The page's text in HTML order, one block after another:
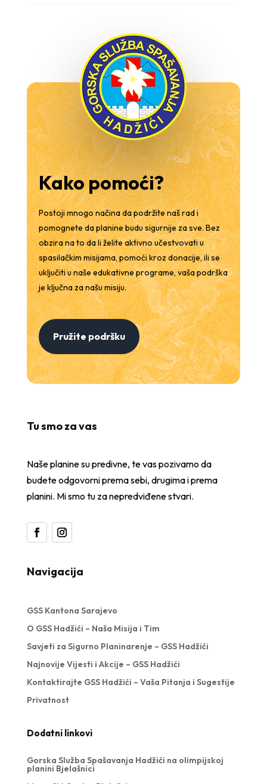
Kako pomoći?
Postoji mnogo načina da podržite naš rad i
pomognete da planine budu sigurnije za sve. Bez
obzira na to da li želite aktivno učestvovati u
spasilačkim misijama, pomoći kroz donacije, ili se
uključiti u naše edukativne programe, vaša podrška
je ključna za našu misiju.
Pružite podršku
Tu smo za vas
Naše planine su predivne, te vas pozivamo da
budete odgovorni prema sebi, drugima i prema
planini. Mi smo tu za nepredviđene stvari.
Navigacija
GSS Kantona Sarajevo
O GSS Hadžići – Naša Misija i Tim
Savjeti za Sigurno Planinarenje – GSS Hadžići
Najnovije Vijesti i Akcije – GSS Hadžići
Kontaktirajte GSS Hadžići – Vaša Pitanja i Sugestije
Privatnost
Dodatni linkovi
Gorska Služba Spašavanja Hadžići na olimpijskoj
planini Bjelašnici